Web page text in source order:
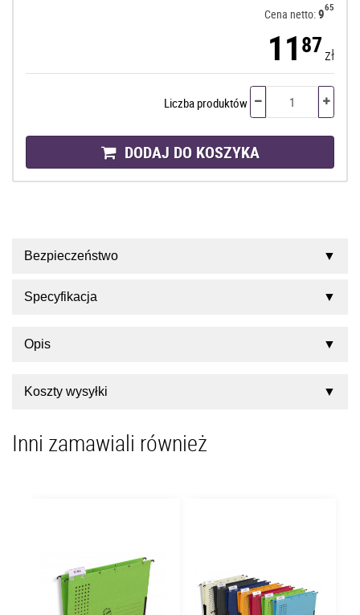
Cena netto:965
11 87 zł
Liczba produktów
DODAJ DO KOSZYKA
Bezpieczeństwo
Specyfikacja
Opis
Koszty wysyłki
Inni zamawiali również